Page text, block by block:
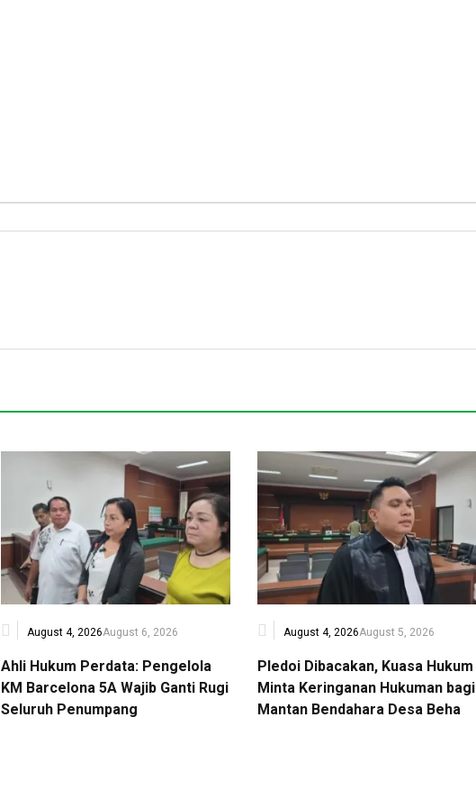
August 4, 2026August 6, 2026
Ahli Hukum Perdata: Pengelola
KM Barcelona 5A Wajib Ganti Rugi
Seluruh Penumpang
August 4, 2026August 5, 2026
Pledoi Dibacakan, Kuasa Hukum
Minta Keringanan Hukuman bagi
Mantan Bendahara Desa Beha